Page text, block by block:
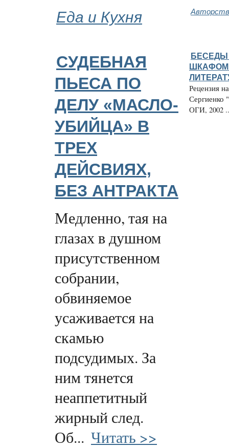
Еда и Кухня
СУДЕБНАЯ
ПЬЕСА ПО
ДЕЛУ «МАСЛО-
УБИЙЦА» В
ТРЕХ
ДЕЙСВИЯХ,
БЕЗ АНТРАКТА
Медленно, тая на
глазах в душном
присутственном
собрании,
обвиняемое
усаживается на
скамью
подсудимых. За
ним тянется
неаппетитный
жирный след.
Об... Читать >>
ШКАФОМ
Рецензия
Сергиенко
ОГИ, 2002